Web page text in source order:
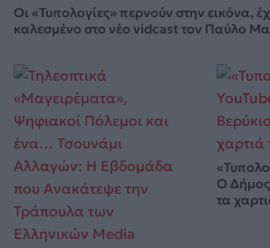
Οι «Τυπολογίες» περνούν στην εικόνα,
καλεσμένο στο νέο vidcast τον Παύλο
Ο Δήμος
τα